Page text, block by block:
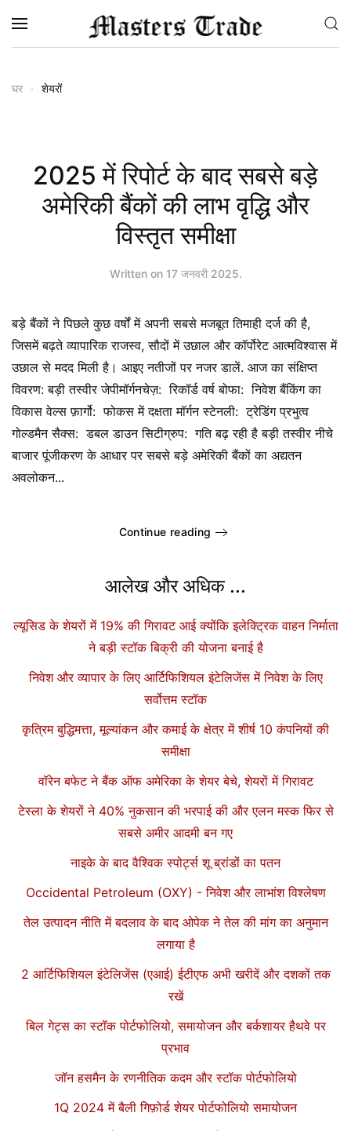
Skip to main content
घर शेयरों
2025 में रिपोर्ट के बाद सबसे बड़े
अमेरिकी बैंकों की लाभ वृद्धि और
विस्तृत समीक्षा
Written on 17 जनवरी 2025.
बड़े बैंकों ने पिछले कुछ वर्षों में अपनी सबसे मजबूत तिमाही दर्ज की है,
जिसमें बढ़ते व्यापारिक राजस्व, सौदों में उछाल और कॉर्पोरेट आत्मविश्वास में
उछाल से मदद मिली है। आइए नतीजों पर नजर डालें. आज का संक्षिप्त
विवरण: बड़ी तस्वीर जेपीमॉर्गनचेज़: रिकॉर्ड वर्ष बोफा: निवेश बैंकिंग का
विकास वेल्स फ़ार्गो: फोकस में दक्षता मॉर्गन स्टेनली: ट्रेडिंग प्रभुत्व
गोल्डमैन सैक्स: डबल डाउन सिटीग्रुप: गति बढ़ रही है बड़ी तस्वीर नीचे
बाजार पूंजीकरण के आधार पर सबसे बड़े अमेरिकी बैंकों का अद्यतन
अवलोकन...
Continue reading
आलेख और अधिक ...
ल्यूसिड के शेयरों में 19% की गिरावट आई क्योंकि इलेक्ट्रिक वाहन निर्माता
ने बड़ी स्टॉक बिक्री की योजना बनाई है
निवेश और व्यापार के लिए आर्टिफिशियल इंटेलिजेंस में निवेश के लिए
सर्वोत्तम स्टॉक
कृत्रिम बुद्धिमत्ता, मूल्यांकन और कमाई के क्षेत्र में शीर्ष 10 कंपनियों की
समीक्षा
वॉरेन बफेट ने बैंक ऑफ अमेरिका के शेयर बेचे, शेयरों में गिरावट
टेस्ला के शेयरों ने 40% नुकसान की भरपाई की और एलन मस्क फिर से
सबसे अमीर आदमी बन गए
नाइके के बाद वैश्विक स्पोर्ट्स शू ब्रांडों का पतन
Occidental Petroleum (OXY) - निवेश और लाभांश विश्लेषण
तेल उत्पादन नीति में बदलाव के बाद ओपेक ने तेल की मांग का अनुमान
लगाया है
2 आर्टिफिशियल इंटेलिजेंस (एआई) ईटीएफ अभी खरीदें और दशकों तक
रखें
बिल गेट्स का स्टॉक पोर्टफोलियो, समायोजन और बर्कशायर हैथवे पर
प्रभाव
जॉन हसमैन के रणनीतिक कदम और स्टॉक पोर्टफोलियो
1Q 2024 में बैली गिफ़ोर्ड शेयर पोर्टफोलियो समायोजन